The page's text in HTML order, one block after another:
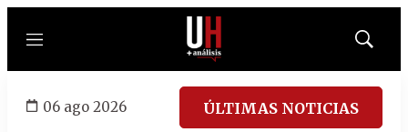
Menú
Mostrar
06 ago 2026 ÚLTIMAS NOTICIAS